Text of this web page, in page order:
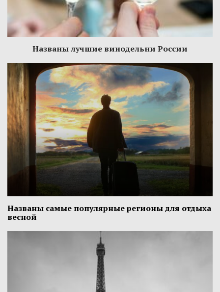
Названы лучшие винодельни России
Названы самые популярные регионы для отдыха
весной